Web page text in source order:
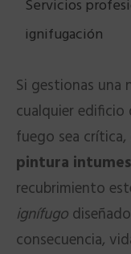
Servicios
ignifugación
Si gestionas una
cualquier
fuego sea crítica,
pintura
recubrimiento
ignífugo
consecuencia,